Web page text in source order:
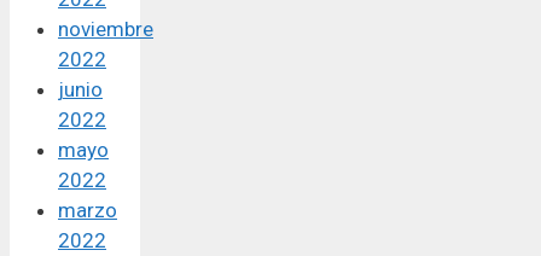
noviembre
2022
junio
2022
mayo
2022
marzo
2022